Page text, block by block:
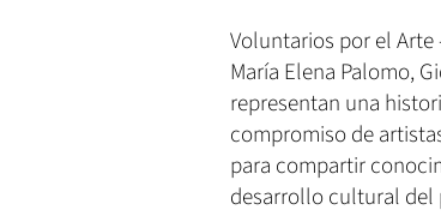
Voluntarios por el Arte
María Elena Palomo,
representan una
compromiso de
para compartir
desarrollo cultural del